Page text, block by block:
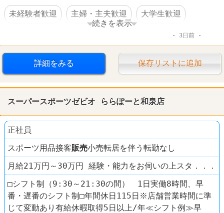
未経験者歓迎 主婦・主夫歓迎 大学生歓迎
社員登用あり 髪型自由 ファーストフード
ケンタッキーフライドチキン
続きを表示
3日前
詳細をみる 保存リストに追加
スーパースポーツゼビオ ららぽーと和泉店
正社員
スポーツ用品接客販売小売転居を伴う転勤なし
月給21万円～30万円 経験・能力をお伺いの上スタ．．．
□シフト制（9:30～21:30の間） 1日実働8時間、早
番・遅番のシフト制□年間休日115日※店舗営業時間に準
じて変動あり有給休暇取得5日以上/年≪シフト例≫早